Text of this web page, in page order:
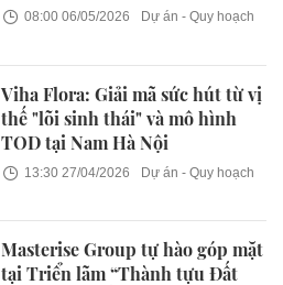
08:00 06/05/2026 Dự án - Quy hoạch
Viha Flora: Giải mã sức hút từ vị
thế "lõi sinh thái" và mô hình
TOD tại Nam Hà Nội
13:30 27/04/2026 Dự án - Quy hoạch
Masterise Group tự hào góp mặt
tại Triển lãm “Thành tựu Đất